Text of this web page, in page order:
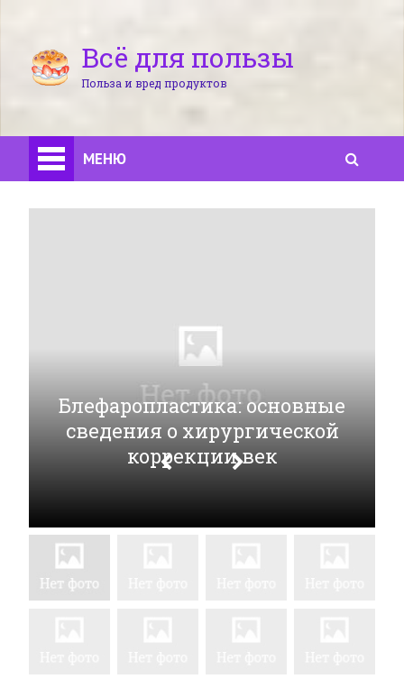
Всё для пользы
Польза и вред продуктов
МЕНЮ
Блефаропластика: основные
сведения о хирургической
коррекции век